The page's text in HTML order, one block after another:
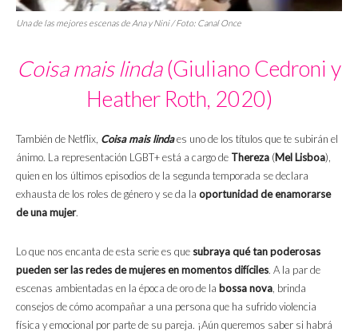
Una de las mejores escenas de Ana y Nini / Foto: Canal Once
Coisa mais linda(Giuliano Cedroni y
Heather Roth, 2020)
También de Netflix, Coisa mais lindaes uno de los títulos que te subirán el
ánimo. La representación LGBT+ está a cargo de Thereza (Mel Lisboa),
quien en los últimos episodios de la segunda temporada se declara
exhausta de los roles de género y se da la oportunidad de enamorarse
de una mujer.
Lo que nos encanta de esta serie es que subraya qué tan poderosas
pueden ser las redes de mujeres en momentos difíciles. A la par de
escenas ambientadas en la época de oro de la bossa nova , brinda
consejos de cómo acompañar a una persona que ha sufrido violencia
física y emocional por parte de su pareja. ¡Aún queremos saber si habrá